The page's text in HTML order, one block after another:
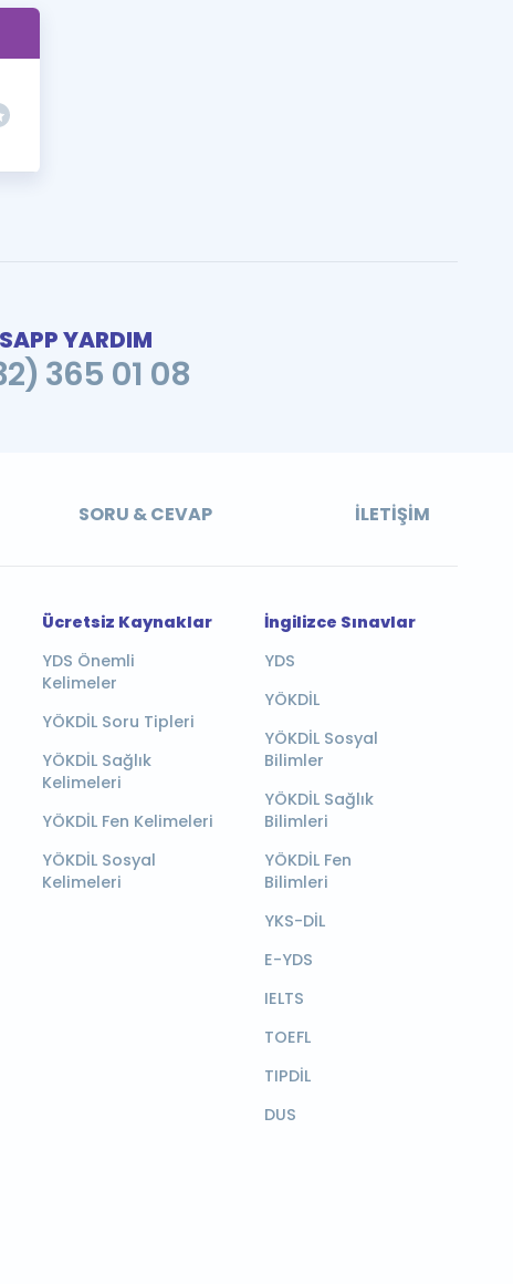
YARDIM
365 01 08
SORU & CEVAP İLETIŞIM
Ücretsiz Kaynaklar
YDS Önemli
Kelimeler
YÖKDİL Soru Tipleri
YÖKDİL Sağlık
Kelimeleri
YÖKDİL Fen Kelimeleri
YÖKDİL Sosyal
Kelimeleri
İngilizce Sınavlar
YDS
YÖKDİL
YÖKDİL Sosyal
Bilimler
YÖKDİL Sağlık
Bilimleri
YÖKDİL Fen
Bilimleri
YKS-DİL
E-YDS
IELTS
TOEFL
TIPDİL
DUS